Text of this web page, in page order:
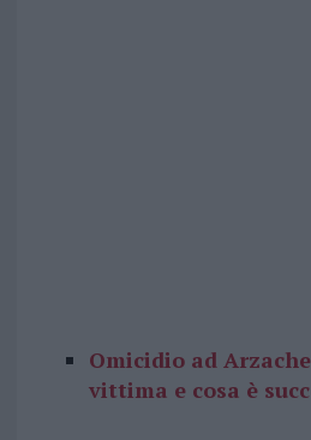
Omicidio ad
vittima e cosa è